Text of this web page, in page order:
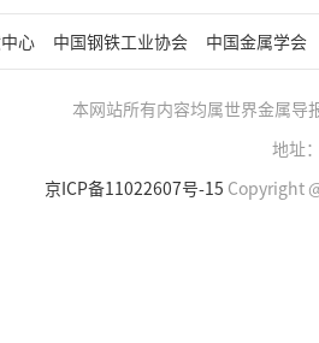
心 中国钢铁工业协会 中国金属学会
本网站所有内容均属世界金属导
地址
京ICP备11022607号-15 Copyright